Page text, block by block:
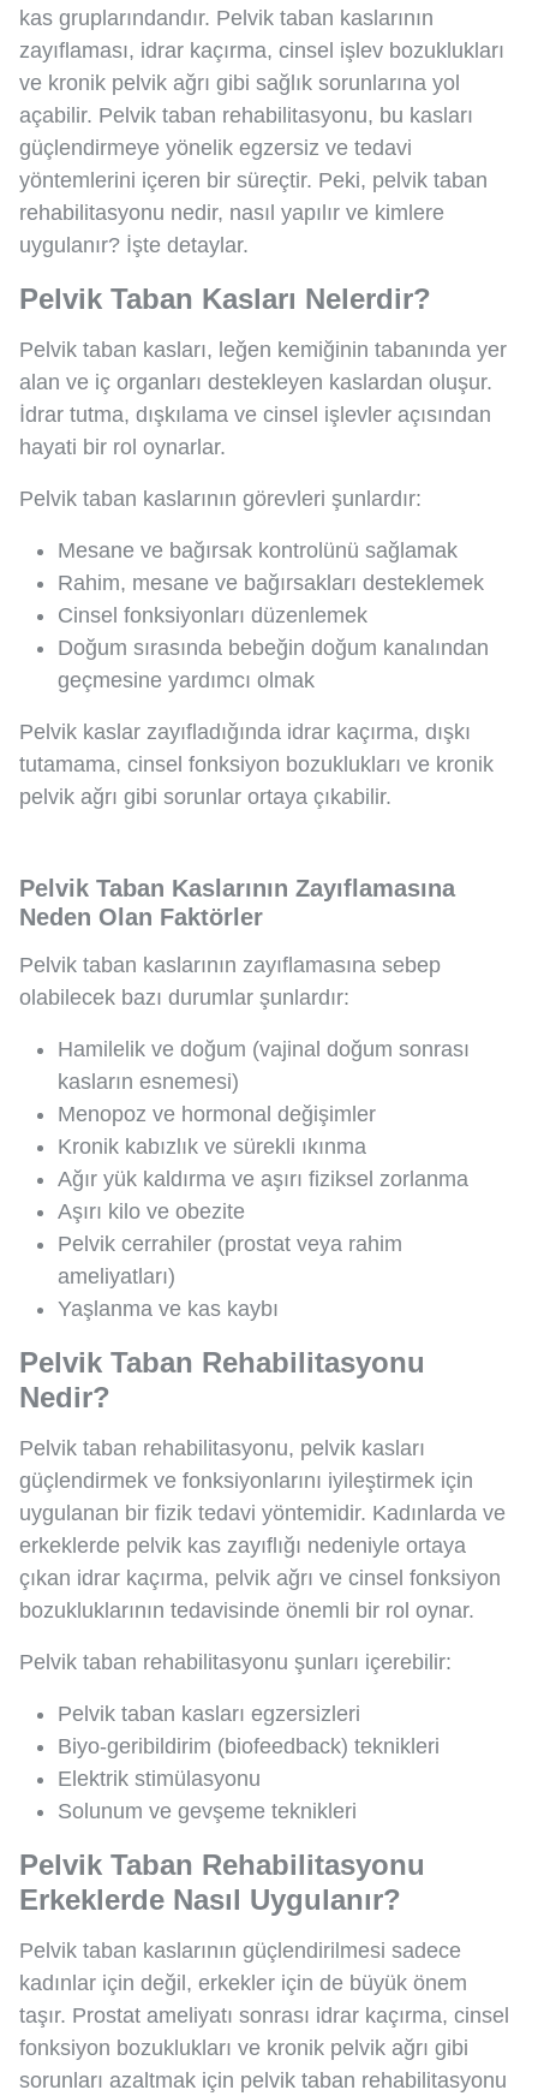
kas gruplarındandır. Pelvik taban kaslarının
zayıflaması, idrar kaçırma, cinsel işlev bozuklukları
ve kronik pelvik ağrı gibi sağlık sorunlarına yol
açabilir. Pelvik taban rehabilitasyonu, bu kasları
güçlendirmeye yönelik egzersiz ve tedavi
yöntemlerini içeren bir süreçtir. Peki, pelvik taban
rehabilitasyonu nedir, nasıl yapılır ve kimlere
uygulanır? İşte detaylar.
Pelvik Taban Kasları Nelerdir?
Pelvik taban kasları, leğen kemiğinin tabanında yer
alan ve iç organları destekleyen kaslardan oluşur.
İdrar tutma, dışkılama ve cinsel işlevler açısından
hayati bir rol oynarlar.
Pelvik taban kaslarının görevleri şunlardır:
Mesane ve bağırsak kontrolünü sağlamak
Rahim, mesane ve bağırsakları desteklemek
Cinsel fonksiyonları düzenlemek
Doğum sırasında bebeğin doğum kanalından
geçmesine yardımcı olmak
Pelvik kaslar zayıfladığında idrar kaçırma, dışkı
tutamama, cinsel fonksiyon bozuklukları ve kronik
pelvik ağrı gibi sorunlar ortaya çıkabilir.
Pelvik Taban Kaslarının Zayıflamasına
Neden Olan Faktörler
Pelvik taban kaslarının zayıflamasına sebep
olabilecek bazı durumlar şunlardır:
Hamilelik ve doğum (vajinal doğum sonrası
kasların esnemesi)
Menopoz ve hormonal değişimler
Kronik kabızlık ve sürekli ıkınma
Ağır yük kaldırma ve aşırı fiziksel zorlanma
Aşırı kilo ve obezite
Pelvik cerrahiler (prostat veya rahim
ameliyatları)
Yaşlanma ve kas kaybı
Pelvik Taban Rehabilitasyonu
Nedir?
Pelvik taban rehabilitasyonu, pelvik kasları
güçlendirmek ve fonksiyonlarını iyileştirmek için
uygulanan bir fizik tedavi yöntemidir. Kadınlarda ve
erkeklerde pelvik kas zayıflığı nedeniyle ortaya
çıkan idrar kaçırma, pelvik ağrı ve cinsel fonksiyon
bozukluklarının tedavisinde önemli bir rol oynar.
Pelvik taban rehabilitasyonu şunları içerebilir:
Pelvik taban kasları egzersizleri
Biyo-geribildirim (biofeedback) teknikleri
Elektrik stimülasyonu
Solunum ve gevşeme teknikleri
Pelvik Taban Rehabilitasyonu
Erkeklerde Nasıl Uygulanır?
Pelvik taban kaslarının güçlendirilmesi sadece
kadınlar için değil, erkekler için de büyük önem
taşır. Prostat ameliyatı sonrası idrar kaçırma, cinsel
fonksiyon bozuklukları ve kronik pelvik ağrı gibi
sorunları azaltmak için pelvik taban rehabilitasyonu